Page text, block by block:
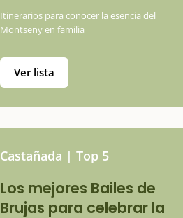
Itinerarios para conocer la esencia del
Montseny en familia
Ver lista
Castañada | Top 5
Los mejores Bailes de
Brujas para celebrar la